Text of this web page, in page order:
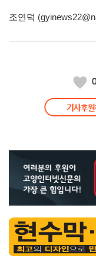
조연덕